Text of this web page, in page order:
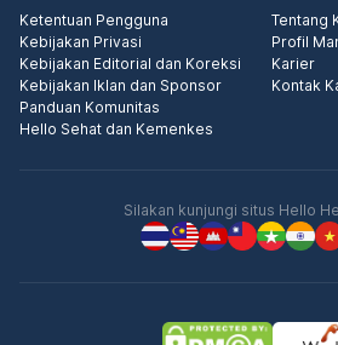
Ketentuan Pengguna
Kebijakan Privasi
Kebijakan Editorial dan Koreksi
Kebijakan Iklan dan Sponsor
Panduan Komunitas
Hello Sehat dan Kemenkes
Tentang
Profil
Karier
Kontak
Silakan kunjungi situs Hello